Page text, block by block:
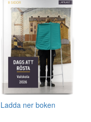
Ladda ner boken